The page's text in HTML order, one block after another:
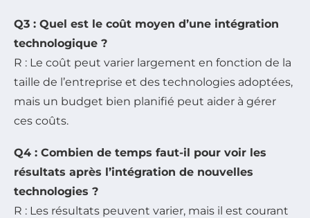
Q3 : Quel est le coût moyen d’une intégration
technologique ?
R : Le coût peut varier largement en fonction de la
taille de l’entreprise et des technologies adoptées,
mais un budget bien planifié peut aider à gérer
ces coûts.
Q4 : Combien de temps faut-il pour voir les
résultats après l’intégration de nouvelles
technologies ?
R : Les résultats peuvent varier, mais il est courant